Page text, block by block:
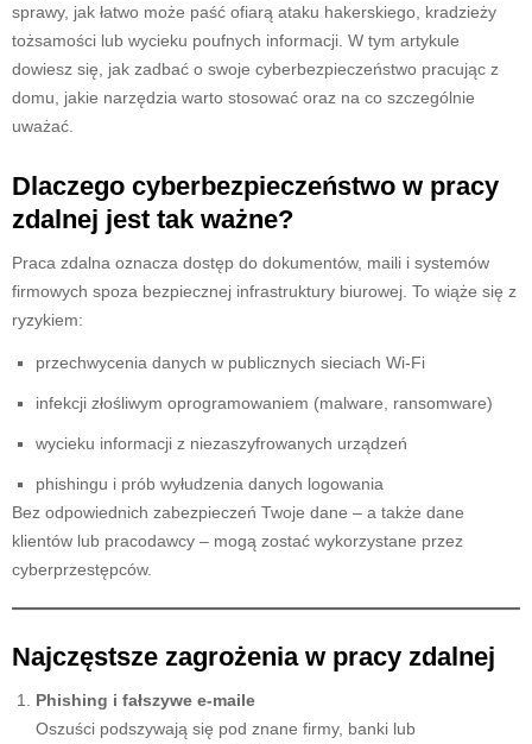
sprawy, jak łatwo może paść ofiarą ataku hakerskiego, kradzieży
tożsamości lub wycieku poufnych informacji. W tym artykule
dowiesz się, jak zadbać o swoje cyberbezpieczeństwo pracując z
domu, jakie narzędzia warto stosować oraz na co szczególnie
uważać.
Dlaczego cyberbezpieczeństwo w pracy
zdalnej jest tak ważne?
Praca zdalna oznacza dostęp do dokumentów, maili i systemów
firmowych spoza bezpiecznej infrastruktury biurowej. To wiąże się z
ryzykiem:
przechwycenia danych w publicznych sieciach Wi-Fi
infekcji złośliwym oprogramowaniem (malware, ransomware)
wycieku informacji z niezaszyfrowanych urządzeń
phishingu i prób wyłudzenia danych logowania
Bez odpowiednich zabezpieczeń Twoje dane – a także dane
klientów lub pracodawcy – mogą zostać wykorzystane przez
cyberprzestępców.
Najczęstsze zagrożenia w pracy zdalnej
Phishing i fałszywe e-maile
Oszuści podszywają się pod znane firmy, banki lub